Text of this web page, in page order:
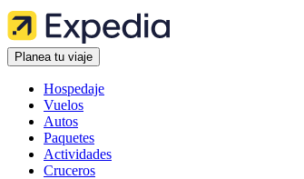
Planea tu viaje
Hospedaje
Vuelos
Autos
Paquetes
Actividades
Cruceros